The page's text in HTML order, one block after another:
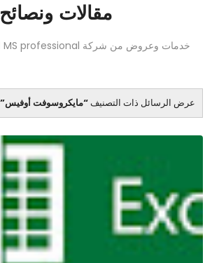
مقالات ونصائح
خدمات وعروض من شركة MS professional المحترف للبرمجيات
عرض الرسائل ذات التصنيف مايكروسوفت أوفيس